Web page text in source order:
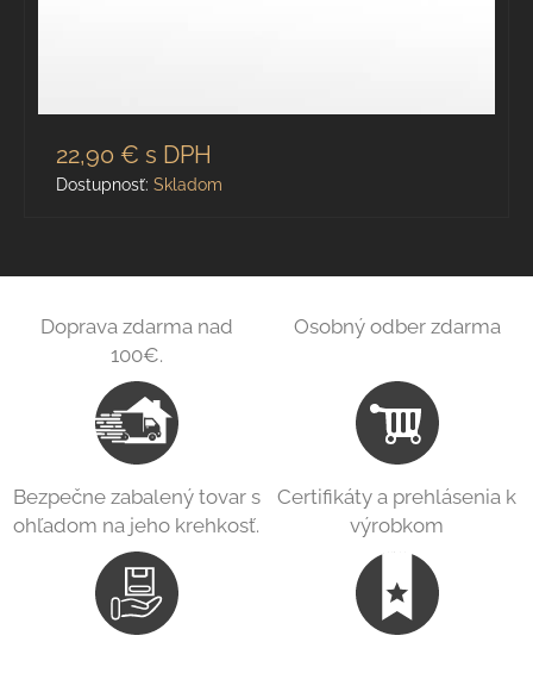
22,90 € s DPH
Dostupnosť: Skladom
Doprava zdarma nad
100€.
Osobný odber zdarma
Bezpečne zabalený tovar s
ohľadom na jeho krehkosť.
Certifikáty a prehlásenia k
výrobkom